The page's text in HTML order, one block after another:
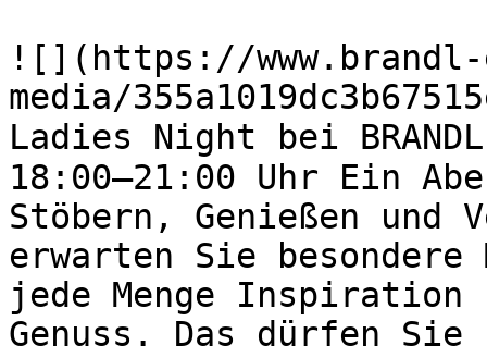
![](https://
media/
Ladies Night bei
18:00–21:00 Uhr Ein
Stöbern, Genießen und
erwarten Sie besondere
jede Menge
Genuss. Das dürfen